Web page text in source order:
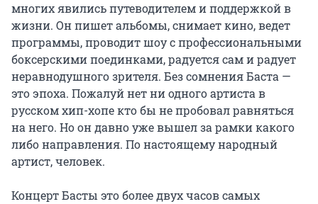
многих явились путеводителем и поддержкой в
жизни. Он пишет альбомы, снимает кино, ведет
программы, проводит шоу с профессиональными
боксерскими поединками, радуется сам и радует
неравнодушного зрителя. Без сомнения Баста —
это эпоха. Пожалуй нет ни одного артиста в
русском хип-хопе кто бы не пробовал равняться
на него. Но он давно уже вышел за рамки какого
либо направления. По настоящему народный
артист, человек.
Концерт Басты это более двух часов самых